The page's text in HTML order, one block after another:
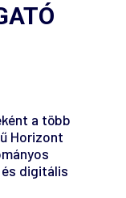
a több
Horizont
digitális